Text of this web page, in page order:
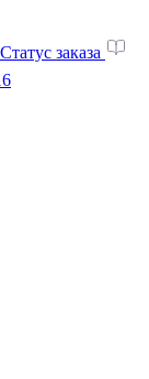
Статус заказа